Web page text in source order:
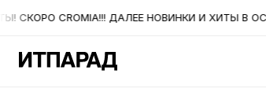
CROMIA!!! ДАЛЕЕ НОВИНКИ И ХИТЫ В